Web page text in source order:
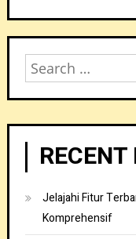
Jelajahi Fitur
Komprehensif